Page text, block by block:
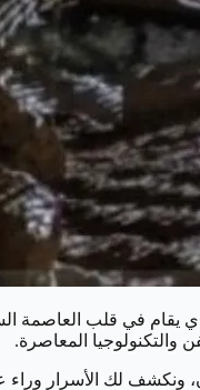
في قلب العاصمة
المعاصرة.
ونكشف لك الأسرار